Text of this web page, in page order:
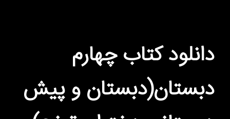
دانلود کتاب چهارم
دبستان(دبستان و پیش